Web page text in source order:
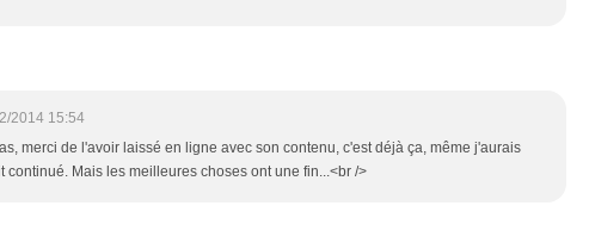
2014 15:54
merci de l'avoir laissé en ligne avec son contenu, c'est déjà ça, même j'aurais
continué. Mais les meilleures choses ont une fin...<br />